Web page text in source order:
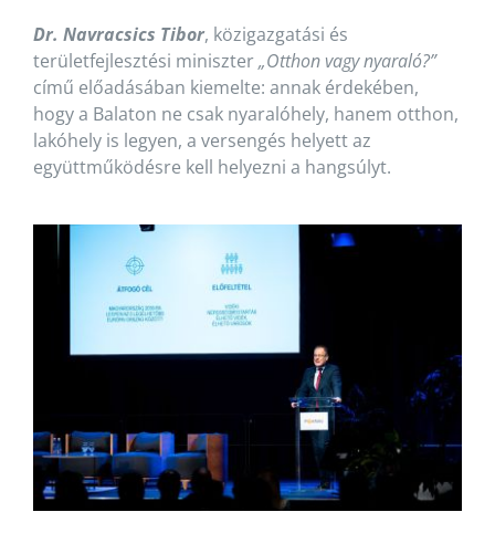
Dr. Navracsics Tibor, közigazgatási és
területfejlesztési miniszter„Otthon vagy nyaraló?”
című előadásában kiemelte: annak érdekében,
hogy a Balaton ne csak nyaralóhely, hanem otthon,
lakóhely is legyen, a versengés helyett az
együttműködésre kell helyezni a hangsúlyt.